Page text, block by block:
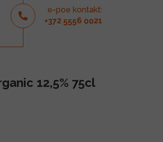
e-poe kontakt:
+372 5556 0021
12,5% 75cl